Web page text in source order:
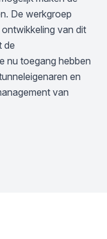
De werkgroep
van dit
de
nu toegang hebben
en
van